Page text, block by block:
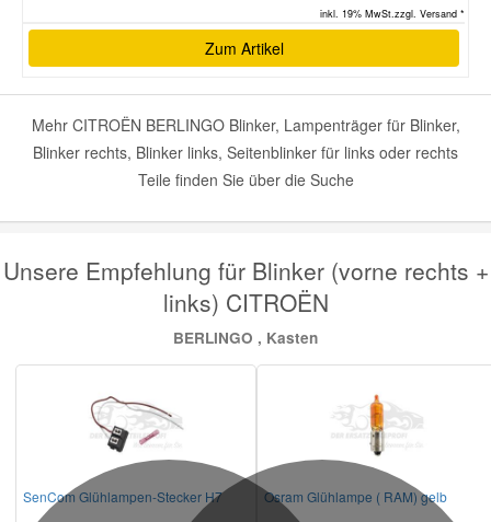
inkl. 19% MwSt.zzgl. Versand *
Zum Artikel
Mehr CITROËN BERLINGO Blinker, Lampenträger für Blinker,
Blinker rechts, Blinker links, Seitenblinker für links oder rechts
Teile finden Sie über die Suche
Unsere Empfehlung für Blinker (vorne rechts +
links) CITROËN
BERLINGO , Kasten
SenCom Glühlampen-Stecker H7 Osram Glühlampe ( RAM) gelb